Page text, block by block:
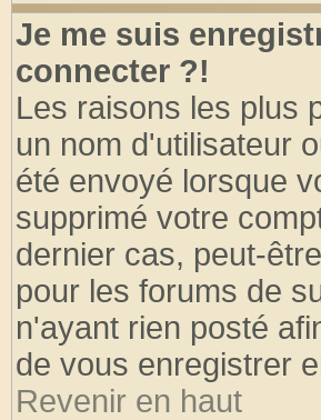
Je me suis
connecter ?!
Les raisons les plus
un nom d'utilisateur
été envoyé lorsque
supprimé votre
dernier cas, peut-
pour les forums de
n'ayant rien posté
de vous enregistrer
Revenir en haut